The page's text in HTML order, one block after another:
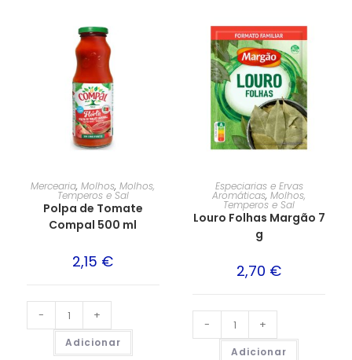
Mercearia,Molhos,Molhos,
Temperos e Sal
Polpa de Tomate
Compal 500 ml
2,15 €
- +
Adicionar
Especiarias e Ervas
Aromáticas,Molhos,
Temperos e Sal
Louro Folhas Margão 7
g
2,70 €
- +
Adicionar